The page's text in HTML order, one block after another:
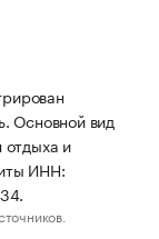
Основной вид
отдыха и
ИНН: